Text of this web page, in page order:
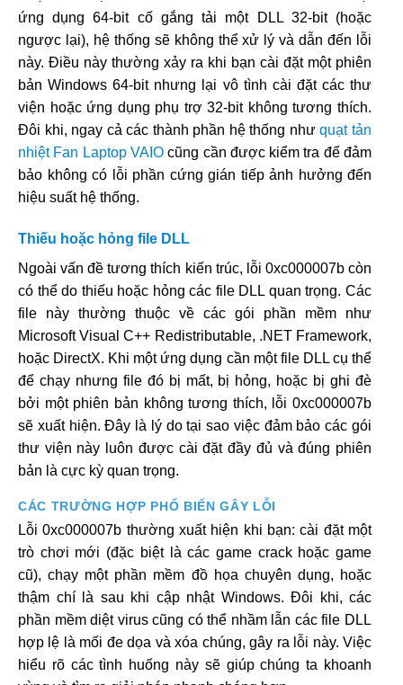
ứng dụng 64-bit cố gắng tải một DLL 32-bit (hoặc
ngược lại), hệ thống sẽ không thể xử lý và dẫn đến lỗi
này. Điều này thường xảy ra khi bạn cài đặt một phiên
bản Windows 64-bit nhưng lại vô tình cài đặt các thư
viện hoặc ứng dụng phụ trợ 32-bit không tương thích.
Đôi khi, ngay cả các thành phần hệ thống nhưquạt tản
nhiệt Fan Laptop VAIOcũng cần được kiểm tra để đảm
bảo không có lỗi phần cứng gián tiếp ảnh hưởng đến
hiệu suất hệ thống.
Thiếu hoặc hỏng file DLL
Ngoài vấn đề tương thích kiến trúc, lỗi 0xc000007b còn
có thể do thiếu hoặc hỏng các file DLL quan trọng. Các
file này thường thuộc về các gói phần mềm như
Microsoft Visual C++ Redistributable, .NET Framework,
hoặc DirectX. Khi một ứng dụng cần một file DLL cụ thể
để chạy nhưng file đó bị mất, bị hỏng, hoặc bị ghi đè
bởi một phiên bản không tương thích, lỗi 0xc000007b
sẽ xuất hiện. Đây là lý do tại sao việc đảm bảo các gói
thư viện này luôn được cài đặt đầy đủ và đúng phiên
bản là cực kỳ quan trọng.
CÁC TRƯỜNG HỢP PHỔ BIẾN GÂY LỖI
Lỗi 0xc000007b thường xuất hiện khi bạn: cài đặt một
trò chơi mới (đặc biệt là các game crack hoặc game
cũ), chạy một phần mềm đồ họa chuyên dụng, hoặc
thậm chí là sau khi cập nhật Windows. Đôi khi, các
phần mềm diệt virus cũng có thể nhầm lẫn các file DLL
hợp lệ là mối đe dọa và xóa chúng, gây ra lỗi này. Việc
hiểu rõ các tình huống này sẽ giúp chúng ta khoanh